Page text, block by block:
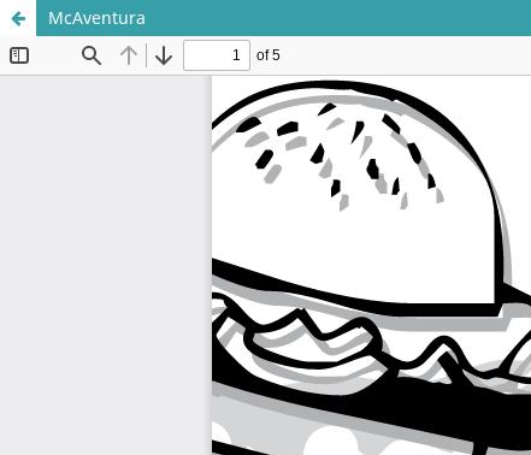
Sistema de
Bibliotecas
Ciencias Sociales
McAventura